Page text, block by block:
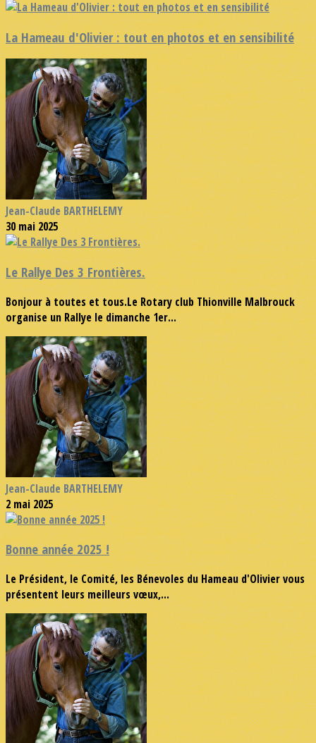
La Hameau d'Olivier : tout en photos et en sensibilité
Jean-Claude BARTHELEMY
30 mai 2025
Le Rallye Des 3 Frontières.
Bonjour à toutes et tous.Le Rotary club Thionville Malbrouck
organise un Rallye le dimanche 1er...
Jean-Claude BARTHELEMY
2 mai 2025
Bonne année 2025 !
Le Président, le Comité, les Bénevoles du Hameau d'Olivier vous
présentent leurs meilleurs vœux,...